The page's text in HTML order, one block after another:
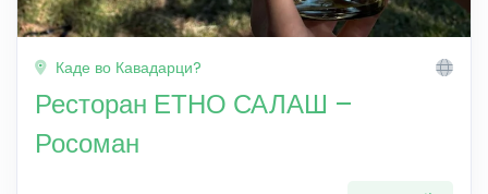
Каде во Кавадарци?
Ресторан ЕТНО САЛАШ –
Росоман